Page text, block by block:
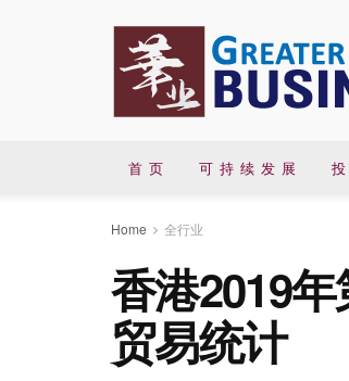
首 页 可 持 续 发 展
Home 全行业
香港2019
贸易统计